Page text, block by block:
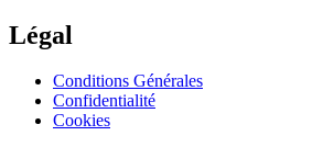
Légal
Conditions Générales
Confidentialité
Cookies